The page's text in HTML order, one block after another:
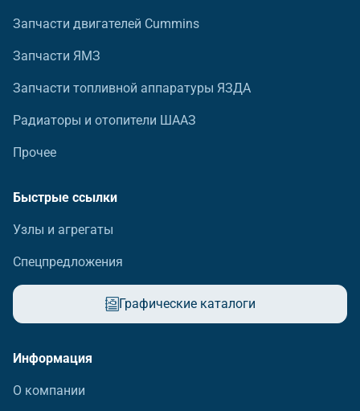
Запчасти двигателей Cummins
Запчасти ЯМЗ
Запчасти топливной аппаратуры ЯЗДА
Радиаторы и отопители ШААЗ
Прочее
Быстрые ссылки
Узлы и агрегаты
Спецпредложения
Графические каталоги
Информация
О компании